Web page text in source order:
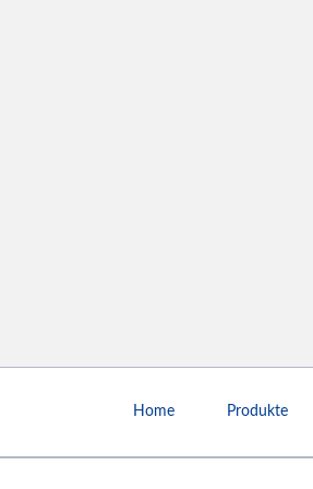
überspringen
Home Produkte